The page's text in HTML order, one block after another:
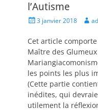
l’Autisme
Posted3 janvier 2018
Cet article
Maître des
les points les plus
(Cette partie
inédites, qui
utilement la